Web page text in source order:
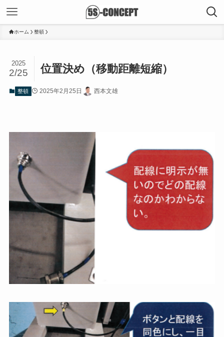
ホーム 整頓
位置決め（移動距離短縮）
2025
2/25
整頓 2025年2月25日 西本文雄